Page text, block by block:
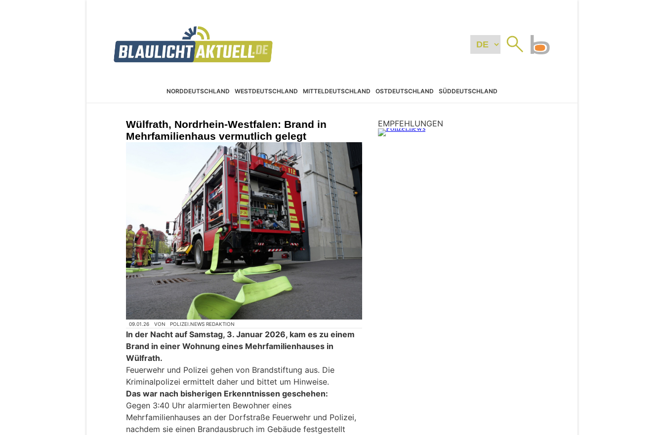
NORDDEUTSCHLAND WESTDEUTSCHLAND MITTELDEUTSCHLAND OSTDEUTSCHLAND SÜDDEUTSCHLAND
Wülfrath, Nordrhein-Westfalen: Brand in
Mehrfamilienhaus vermutlich gelegt
09.01.26 VON POLIZEI.NEWS REDAKTION
In der Nacht auf Samstag, 3. Januar 2026, kam es zu einem
Brand in einer Wohnung eines Mehrfamilienhauses in
Wülfrath.
Feuerwehr und Polizei gehen von Brandstiftung aus. Die
Kriminalpolizei ermittelt daher und bittet um Hinweise.
Das war nach bisherigen Erkenntnissen geschehen:
Gegen 3:40 Uhr alarmierten Bewohner eines
Mehrfamilienhauses an der Dorfstraße Feuerwehr und Polizei,
nachdem sie einen Brandausbruch im Gebäude festgestellt
EMPFEHLUNGEN